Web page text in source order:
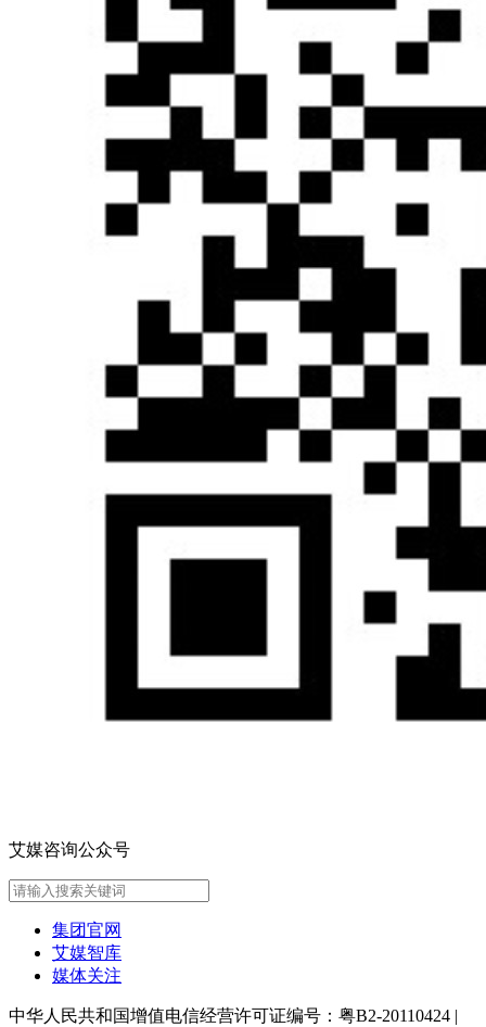
艾媒咨询公众号
集团官网
艾媒智库
媒体关注
中华人民共和国增值电信经营许可证编号：粤B2-20110424 |